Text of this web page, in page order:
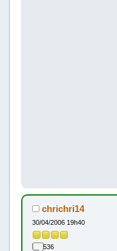
chrichri14
30/04/2006 19h40
536